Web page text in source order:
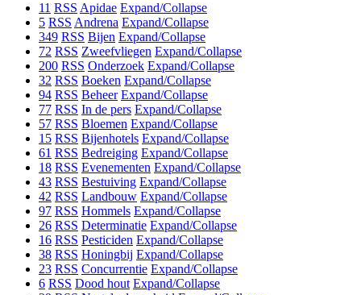
11 RSS Apidae Expand/Collapse
5 RSS Andrena Expand/Collapse
349 RSS Bijen Expand/Collapse
72 RSS Zweefvliegen Expand/Collapse
200 RSS Onderzoek Expand/Collapse
32 RSS Boeken Expand/Collapse
94 RSS Beheer Expand/Collapse
77 RSS In de pers Expand/Collapse
57 RSS Bloemen Expand/Collapse
15 RSS Bijenhotels Expand/Collapse
61 RSS Bedreiging Expand/Collapse
18 RSS Evenementen Expand/Collapse
43 RSS Bestuiving Expand/Collapse
42 RSS Landbouw Expand/Collapse
97 RSS Hommels Expand/Collapse
26 RSS Determinatie Expand/Collapse
16 RSS Pesticiden Expand/Collapse
38 RSS Honingbij Expand/Collapse
23 RSS Concurrentie Expand/Collapse
6 RSS Dood hout Expand/Collapse